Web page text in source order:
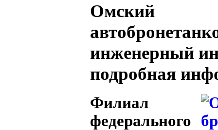
Омский
инженерный
подробная
Филиал
федерального